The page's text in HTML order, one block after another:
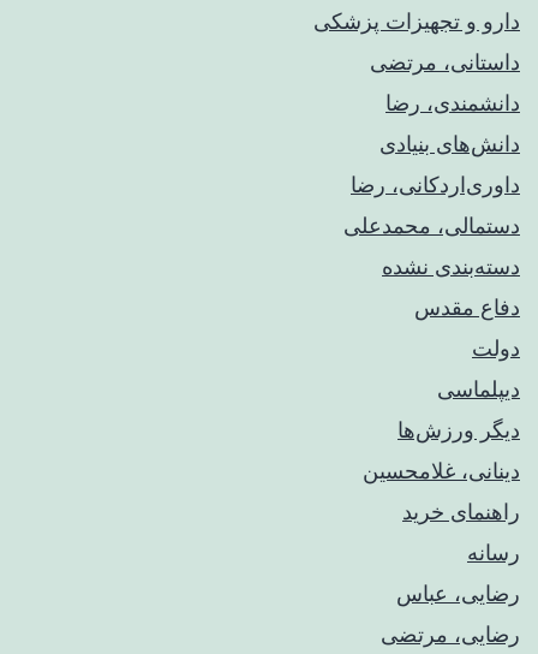
دارو و تجهیزات پزشکی
داستانی، مرتضی
دانشمندی، رضا
دانش‌های بنیادی
داوری‌اردکانی، رضا
دستمالی، محمدعلی
دسته‌بندی نشده
دفاع مقدس
دولت
دیپلماسی
دیگر ورزش‌ها
دینانی، غلامحسین
راهنمای خريد
رسانه
رضایی، عباس
رضایی، مرتضی